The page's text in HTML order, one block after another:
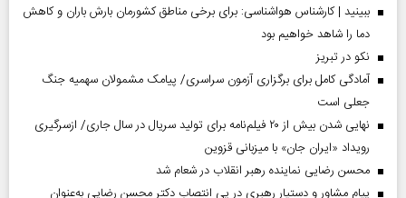
ببینید | کارشناس هواشناسی: برای برخی مناطق کشورمان بارش باران و کاهش
دما را شاهد خواهیم بود
نکو در تبریز
آمادگی کامل برای برگزاری آزمون سراسری/ پیامک مشمولان سهمیه جنگ
جعلی است
نهایی شدن بیش از ۲۰ فیلم‌نامه برای تولید سریال در سال جاری/ ازسرگیری
رویداد «ایران جان» با میزبانی قزوین
محسن رضایی نماینده رهبر انقلاب در شعام شد
پیام مشاور و دستیار رهبری در پی انتصاب دکتر محسن رضایی به‌عنوان